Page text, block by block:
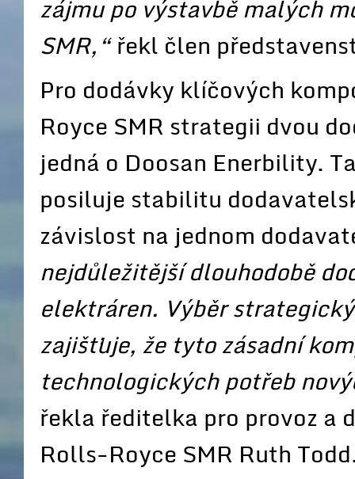
zájmu po výstavbě malých
SMR,“řekl člen
Pro dodávky klíčových
Royce SMR strategii dvou
jedná o Doosan Enerbility.
posiluje stabilitu
závislost na jednom
nejdůležitější dlouhodobě
elektráren. Výběr
zajišťuje, že tyto zásadní
technologických potřeb
řekla ředitelka pro provoz a
Rolls-Royce SMR Ruth